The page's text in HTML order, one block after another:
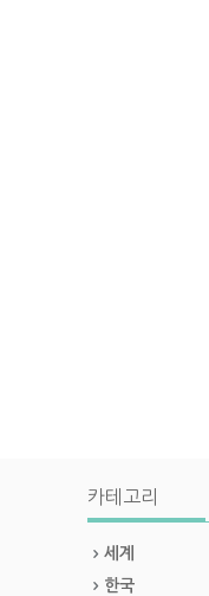
카테고리
세계
한국